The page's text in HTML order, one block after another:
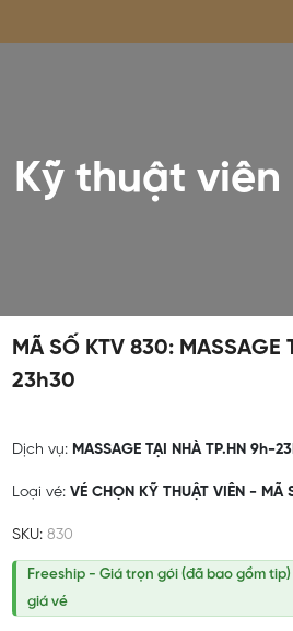
Kỹ thuật viên
MÃ SỐ KTV 830: MASSAGE
23h30
Dịch vụ:MASSAGE TẠI NHÀ TP.HN 9h-
Loại vé:VÉ CHỌN KỸ THUẬT VIÊN - MÃ
SKU: 830
Freeship - Giá trọn gói (đã bao gồm
giá vé